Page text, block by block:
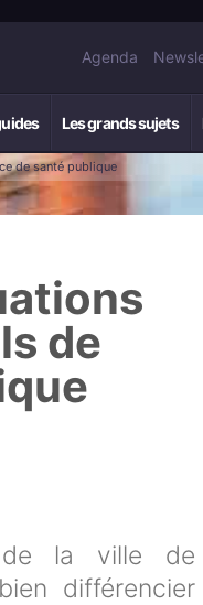
Agenda
Les grands sujets
de santé publique
de
de la ville de
différencier